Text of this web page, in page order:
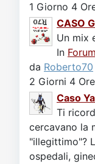
1 Giorno 4
CASO
Un mix
In
da Roberto70
2 Giorni 4
Caso
Ti
cercavano la
"illegittimo"?
ospedali,